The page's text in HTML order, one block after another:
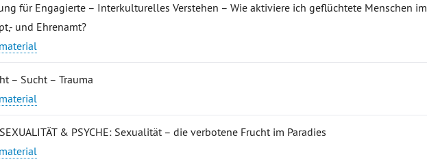
für Engagierte – Interkulturelles Verstehen – Wie aktiviere ich geflüchtete Menschen im
und Ehrenamt?
– Sucht – Trauma
& PSYCHE: Sexualität – die verbotene Frucht im Paradies